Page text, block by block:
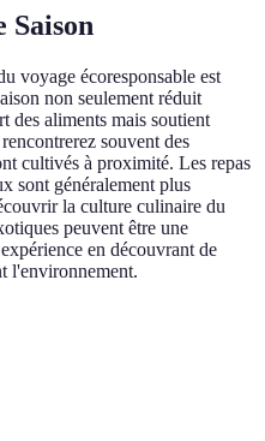
Saison
voyage écoresponsable est
non seulement réduit
des aliments mais soutient
souvent des
cultivés à proximité. Les repas
sont généralement plus
la culture culinaire du
peuvent être une
en découvrant de
l'environnement.